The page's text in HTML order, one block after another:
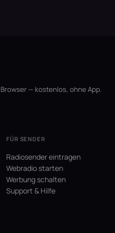
— kostenlos, ohne App.
FÜR SENDER
Radiosender eintragen
Webradio starten
Werbung schalten
Support & Hilfe